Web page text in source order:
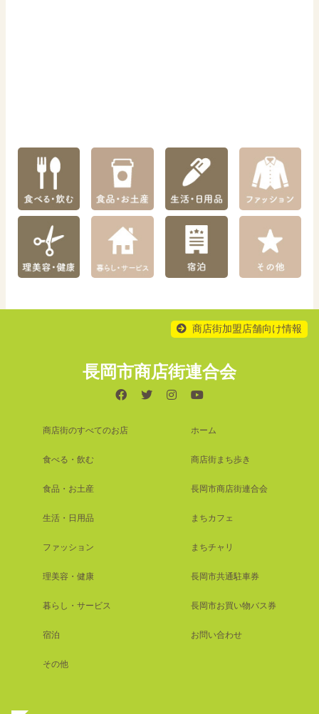
商店街加盟店舗向け情報
長岡市商店街連合会
商店街のすべてのお店
食べる・飲む
食品・お土産
生活・日用品
ファッション
理美容・健康
暮らし・サービス
宿泊
その他
ホーム
商店街まち歩き
長岡市商店街連合会
まちカフェ
まちチャリ
長岡市共通駐車券
長岡市お買い物バス券
お問い合わせ